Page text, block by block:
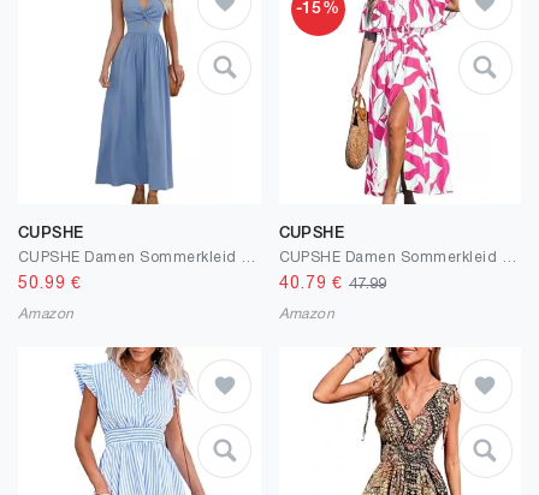
CUPSHE
50.99 €
Amazon
-15%
CUPSHE
40.79 € 47.99
Amazon